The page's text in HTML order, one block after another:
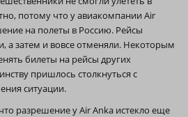
потому что у авиакомпании Air
на полеты в Россию. Рейсы
а затем и вовсе отменяли. Некоторым
билеты на рейсы других
пришлось столкнуться с
ситуации.
разрешение у Air Anka истекло еще